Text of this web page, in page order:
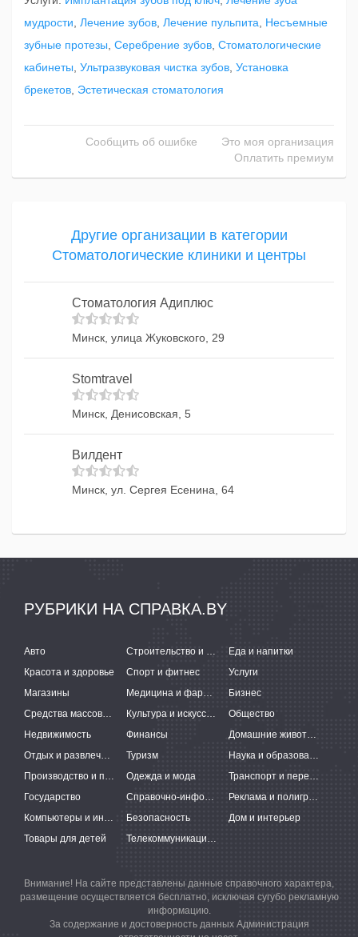
мудрости Лечение зубов Лечение пульпита
Несъемные
зубные протезы Серебрение зубов Стоматологические
кабинеты Ультразвуковая чистка зубов Установка
брекетов Эстетическая стоматология
Сообщить об ошибке
Это моя организация
Оплатить премиум
Другие организации в категории
Стоматологические клиники и центры
Стоматология Адиплюс
Минск, улица Жуковского, 29
Stomtravel
Минск, Денисовская, 5
Вилдент
Минск, ул. Сергея Есенина, 64
РУБРИКИ НА СПРАВКА.BY
Авто Строительство и ремонт
Еда и напитки
Красота и здоровье
Спорт и фитнес
Услуги
Магазины
Медицина и фармацевтика
Бизнес
Средства массовой информации
Культура и искусство
Общество
Недвижимость
Финансы
Домашние животные
Отдых и развлечения
Туризм
Наука и образование
Производство и поставки
Одежда и мода
Транспорт и перевозки
Государство
Справочно-информационные системы
Реклама и полиграфия
Компьютеры и интернет
Безопасность
Дом и интерьер
Товары для детей
Телекоммуникации и связь
Внимание! На сайте представлены данные справочного характера,
размещение осуществляется бесплатно, исключая сугубо рекламную
информацию.
За содержание и достоверность данных Администрация